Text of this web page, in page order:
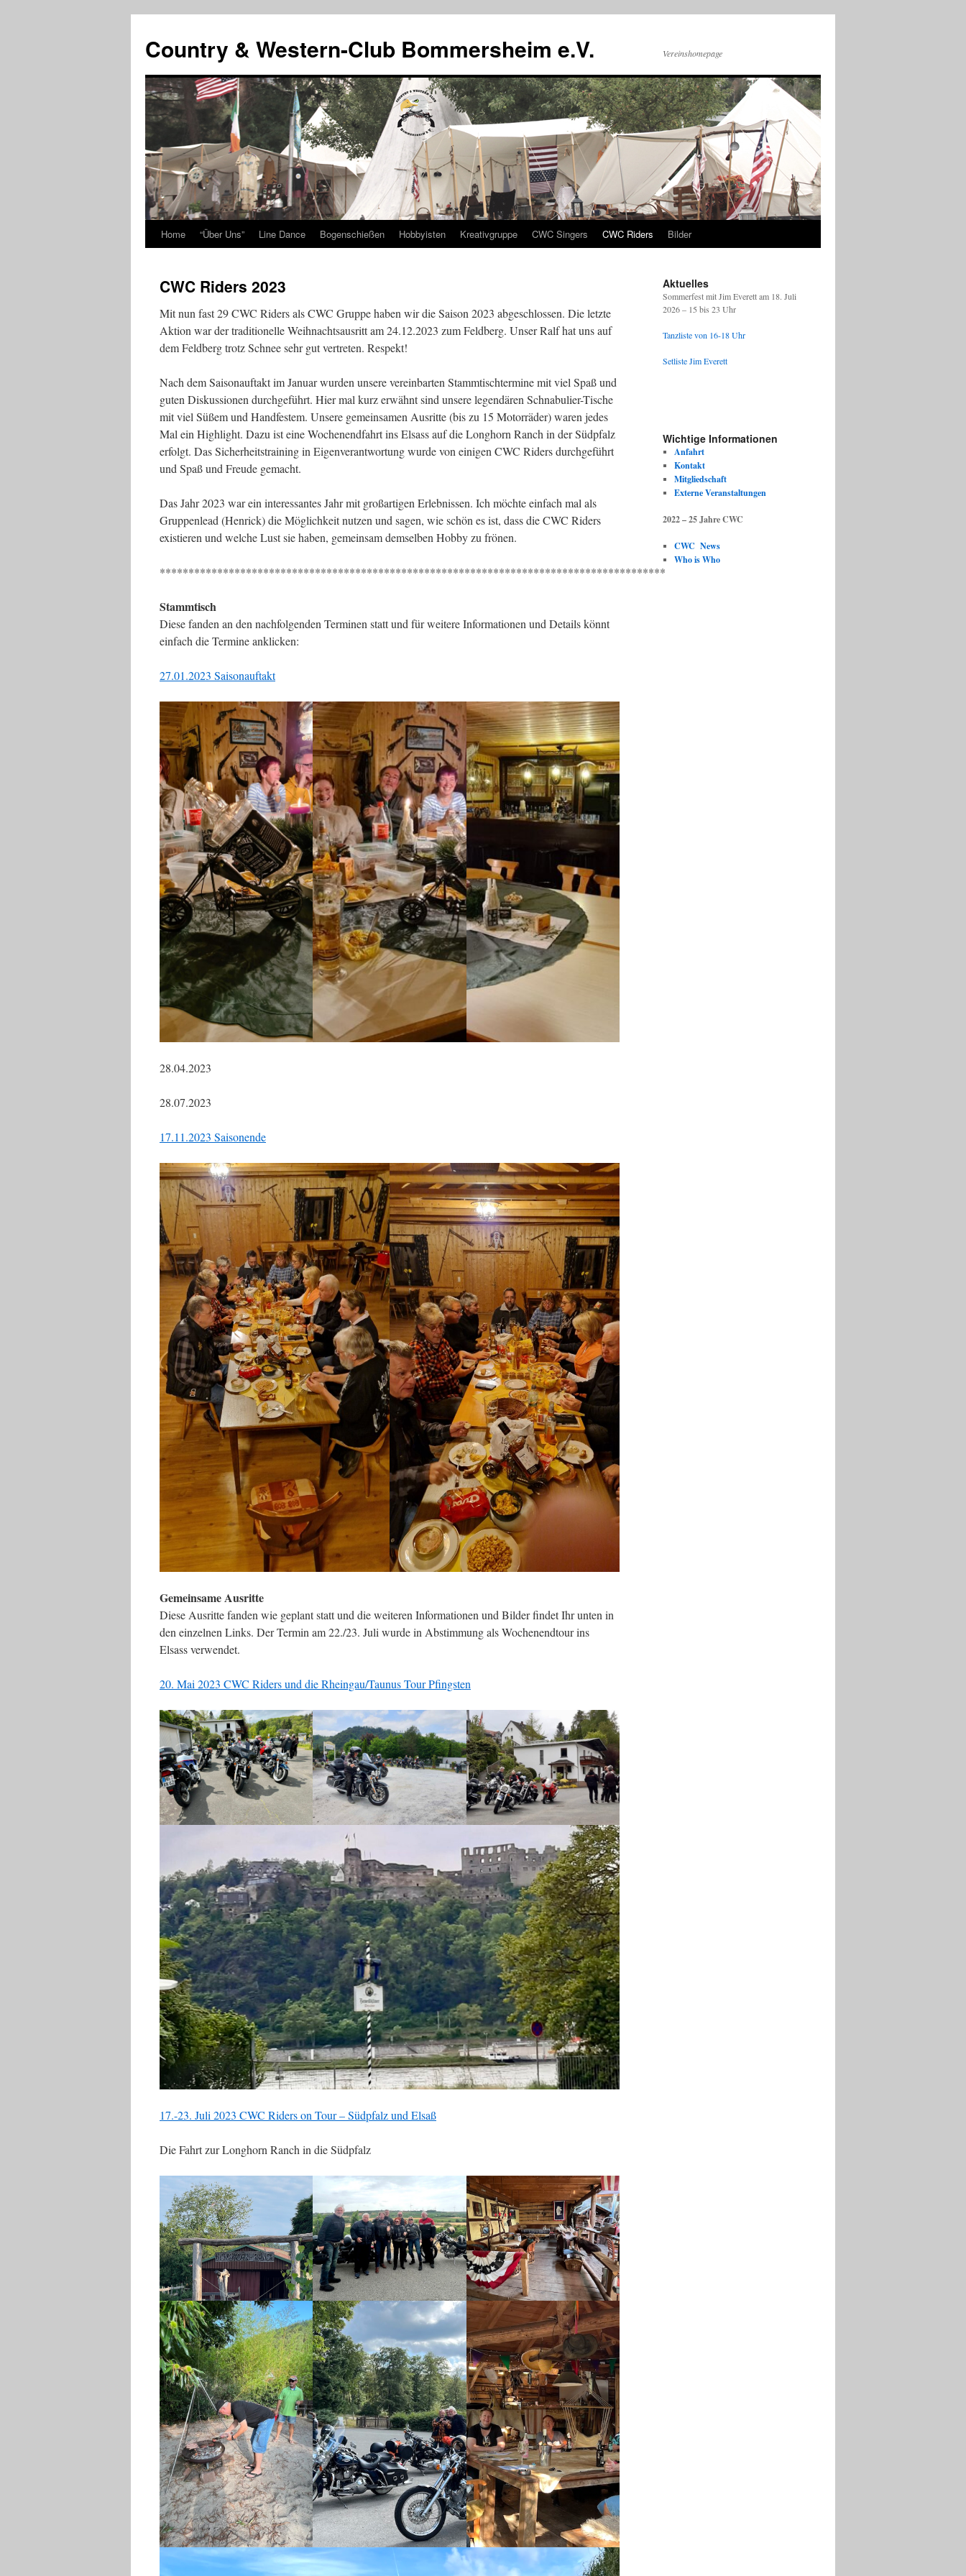
Country & Western-Club Bommersheim e.V. Vereinshomepage
Skip
content
Home “Über Uns” Line Dance Bogenschießen Hobbyisten Kreativgruppe CWC Singers CWC Riders Bilder
CWC Riders 2023
Mit nun fast 29 CWC Riders als CWC Gruppe haben wir die Saison 2023 abgeschlossen. Die letzte
Aktion war der traditionelle Weihnachtsausritt am 24.12.2023 zum Feldberg. Unser Ralf hat uns auf
dem Feldberg trotz Schnee sehr gut vertreten. Respekt!
Nach dem Saisonauftakt im Januar wurden unsere vereinbarten Stammtischtermine mit viel Spaß und
guten Diskussionen durchgeführt. Hier mal kurz erwähnt sind unsere legendären Schnabulier-Tische
mit viel Süßem und Handfestem. Unsere gemeinsamen Ausritte (bis zu 15 Motorräder) waren jedes
Mal ein Highlight. Dazu ist eine Wochenendfahrt ins Elsass auf die Longhorn Ranch in der Südpfalz
erfolgt. Das Sicherheitstraining in Eigenverantwortung wurde von einigen CWC Riders durchgeführt
und Spaß und Freude gemacht.
Das Jahr 2023 war ein interessantes Jahr mit großartigen Erlebnissen. Ich möchte einfach mal als
Gruppenlead (Henrick) die Möglichkeit nutzen und sagen, wie schön es ist, dass die CWC Riders
existieren und welche Lust sie haben, gemeinsam demselben Hobby zu frönen.
****************************************************************************************
Stammtisch
Diese fanden an den nachfolgenden Terminen statt und für weitere Informationen und Details könnt
einfach die Termine anklicken:
27.01.2023 Saisonauftakt
28.04.2023
28.07.2023
17.11.2023 Saisonende
Gemeinsame Ausritte
Diese Ausritte fanden wie geplant statt und die weiteren Informationen und Bilder findet Ihr unten in
den einzelnen Links. Der Termin am 22./23. Juli wurde in Abstimmung als Wochenendtour ins
Elsass verwendet.
20. Mai 2023 CWC Riders und die Rheingau/Taunus Tour Pfingsten
17.-23. Juli 2023 CWC Riders on Tour – Südpfalz und Elsaß
Die Fahrt zur Longhorn Ranch in die Südpfalz
Aktuelles
Sommerfest mit Jim Everett am 18. Juli
2026 – 15 bis 23 Uhr
Tanzliste von 16-18 Uhr
Setliste Jim Everett
Wichtige Informationen
Anfahrt
Kontakt
Mitgliedschaft
Externe Veranstaltungen
2022 – 25 Jahre CWC
CWC News
Who is Who